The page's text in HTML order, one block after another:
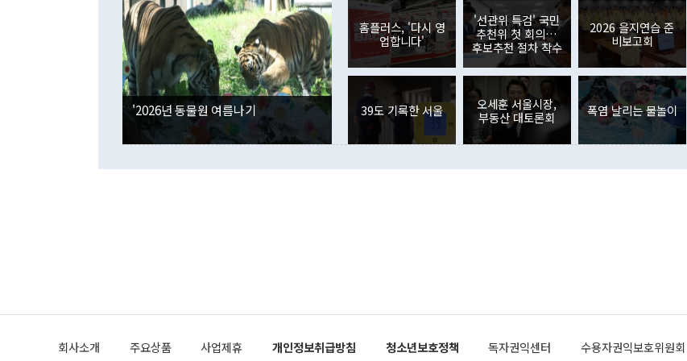
며 "정부 차원에서 (참석을) 검토하고 있다"고 발언한 데 대해서도 조 장관
은 "그것은 외교부의 몫"이라며 "아직 거기까지 진도가 나가지 않았다"고
잘랐다. 정 장관이 이날 소개한 대북 구상과 설명은 정부 내 조율을 거치지
않았다는 점에서 문제가 있다. 특히 주적 표현 대체와 국호 사용, 9·19 군
사합의 복원, 4자회담 추진 등은 통일부 장관이 결정할 사안이 아니어서 월
권이라는 지적이 나오고 있다. 이 대통령은 정 장관의 업무보고를 듣고 난
뒤 "여기 업무보고에 발표했다고 승인난 건 아니다"라고 재차 확인했다. 정
부의 한 소식통은 "정 장관의 발언 내용은 대부분 국가안전보장회의(NSC)
를 거쳐 결정된 사안이 아닌 정 장관의 개인적 생각에 가깝다"며 "안보 관
련 부처 장관이 정부의 공식 정책이 아닌 사안을 추진하겠다고 업무보고를
하고 대통령의 면전에서 '국군통수권자가 나서야 한다'고 주장한 것은 심각
이나 미국은 북한에 선비핵화를 공식적으로 요구한 적이 없기 때문이다. 지
공하는 방식으로 이뤄졌다. 1994년 북·미 제네바 기본합의는 핵시설 동결
인의 해외투자가 80억1000만달러, 외국인의 국내투자가 46억3000만달러
각각 증가했다. 증권투자에서는 외국인의 국내 주식 매도세가 이어졌다. 외
국인의 국내 주식 투자는 차익실현 매도 등의 영향으로 316억1000만달러
감소하며 전월(-310억5000만달러)에 이어 역대 최대 순매도 기록을 다시
경신했다. 외국인의 국내 채권투자는 세계국채지수(WGBI) 자금 유입에도
분기 말 만기도래 영향으로 증가 폭이 줄어든 52억9000만달러를 기록했
다. 내국인의 해외 증권투자는 주식을 중심으로 35억6000만달러 증가했
다. eoyn2@newspim.com
'2026년 동물원 여름나기
홈플러스, '다시 영
업합니다'
'선관위 특검' 국민
추천위 첫 회의…
후보추천 절차 착수
2026 을지연습 준
비보고회
39도 기록한 서울
오세훈 서울시장,
부동산 대토론회
폭염 날리는 물놀이
회사소개 주요상품 사업제휴 개인정보취급방침 청소년보호정책 독자권익센터 수용자권익보호위원회